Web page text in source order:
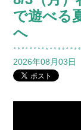
で遊べる
へ
2026年08月03日